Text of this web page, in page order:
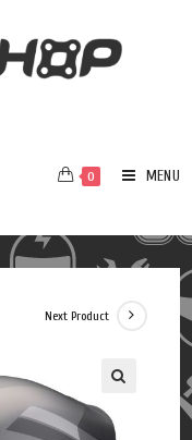
0 MENU
Next Product